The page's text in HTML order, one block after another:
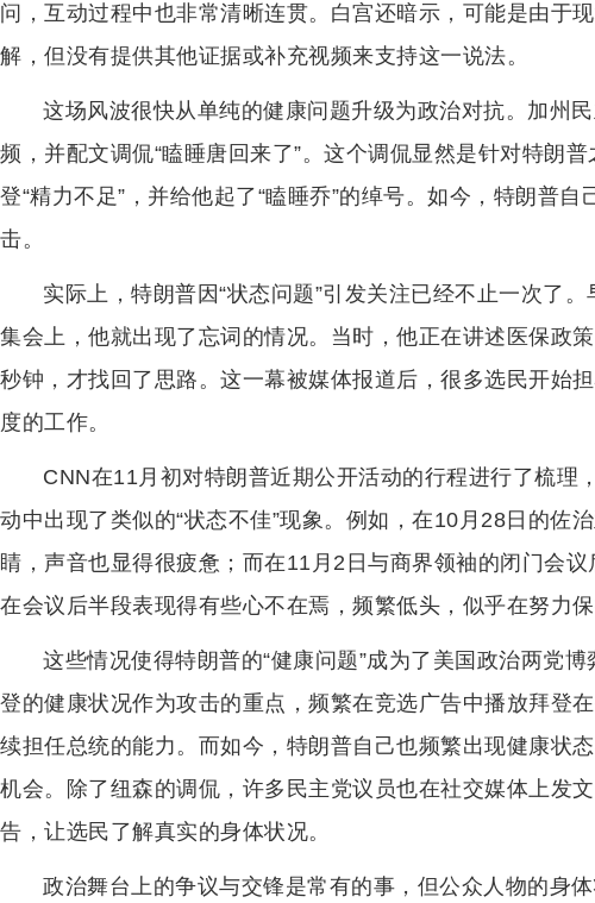
问，互动过程中也非常清晰连贯。白宫还暗示，可能是由于
解，但没有提供其他证据或补充视频来支持这一说法。
这场风波很快从单纯的健康问题升级为政治对抗。加州
频，并配文调侃“瞌睡唐回来了”。这个调侃显然是针对特朗
登“精力不足”，并给他起了“瞌睡乔”的绰号。如今，特朗普
击。
实际上，特朗普因“状态问题”引发关注已经不止一次了
集会上，他就出现了忘词的情况。当时，他正在讲述医保政
秒钟，才找回了思路。这一幕被媒体报道后，很多选民开始
度的工作。
CNN在11月初对特朗普近期公开活动的行程进行了梳理
动中出现了类似的“状态不佳”现象。例如，在10月28日的佐
睛，声音也显得很疲惫；而在11月2日与商界领袖的闭门会
在会议后半段表现得有些心不在焉，频繁低头，似乎在努力保
这些情况使得特朗普的“健康问题”成为了美国政治两党
登的健康状况作为攻击的重点，频繁在竞选广告中播放拜登
续担任总统的能力。而如今，特朗普自己也频繁出现健康状
机会。除了纽森的调侃，许多民主党议员也在社交媒体上发
告，让选民了解真实的身体状况。
政治舞台上的争议与交锋是常有的事，但公众人物的身